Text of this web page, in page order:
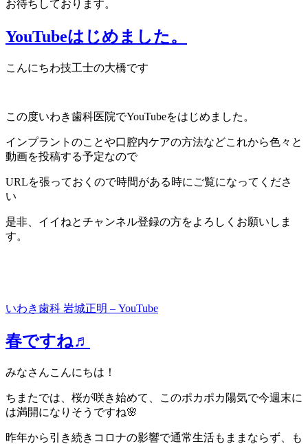
お待ちしております。
YouTubeはじめました。
こんにちわ技工士の大橋です
この度いわき歯科医院でYouTubeをはじめました。
インプラントのことや口腔内ケアの方法などこれから色々と
動画を投稿する予定なので
URLを張っておくので時間がある時にご覧になってくださ
い
是非、イイねとチャンネル登録の方をよろしくお願いしま
す。
いわき歯科 岩城正明 – YouTube
春ですね♬
みなさんこんにちは！
ちまたでは、桜が咲き始めて、このポカポカ陽気で今週末に
は満開になりそうですね🌸
昨年から引き続きコロナの影響で通常生活もままならず、も